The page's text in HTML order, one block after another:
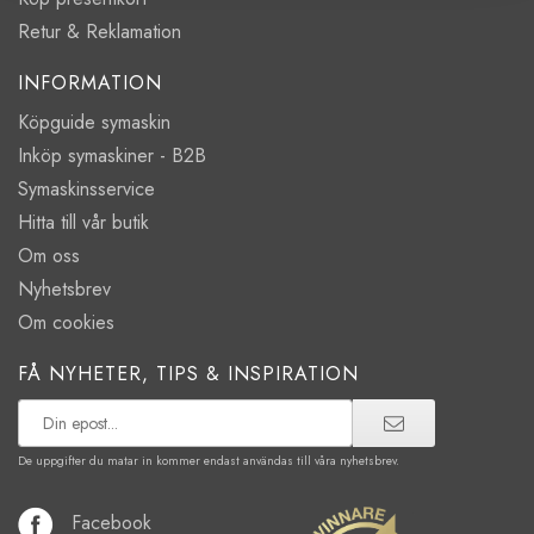
Retur & Reklamation
INFORMATION
Köpguide symaskin
Inköp symaskiner - B2B
Symaskinsservice
Hitta till vår butik
Om oss
Nyhetsbrev
Om cookies
FÅ NYHETER, TIPS & INSPIRATION
De uppgifter du matar in kommer endast användas till våra nyhetsbrev.
Facebook